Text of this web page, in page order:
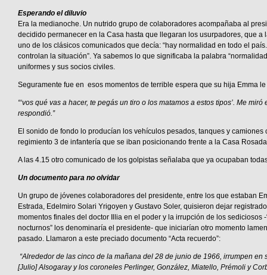
Esperando el diluvio
Era la medianoche. Un nutrido grupo de colaboradores acompañaba al
decidido permanecer en la Casa hasta que llegaran los usurpadores, que a
uno de los clásicos comunicados que decía: “hay normalidad en todo el
controlan la situación”. Ya sabemos lo que significaba la palabra
uniformes y sus socios civiles.
Seguramente fue en esos momentos de terrible espera que su hija Emma
“‘vos qué vas a hacer, te pegás un tiro o los matamos a estos tipos’. Me
respondió.”
El sonido de fondo lo producían los vehículos pesados, tanques y camiones
regimiento 3 de infantería que se iban posicionando frente a la Casa
A las 4.15 otro comunicado de los golpistas señalaba que ya ocupaban
Un documento para no olvidar
Un grupo de jóvenes colaboradores del presidente, entre los que estaban
Estrada, Edelmiro Solari Yrigoyen y Gustavo Soler, quisieron dejar
momentos finales del doctor Illia en el poder y la irrupción de los sediciosos
nocturnos” los denominaría el presidente- que iniciarían otro momento
pasado. Llamaron a este preciado documento “Acta recuerdo”:
“Alrededor de las cinco de la mañana del 28 de junio de 1966, irrumpen en
[Julio] Alsogaray y los coroneles Perlinger, González, Miatello, Prémoli y